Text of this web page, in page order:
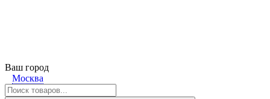
Ваш город
Москва